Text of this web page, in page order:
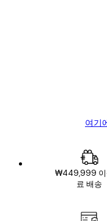
여기
₩449,999 이
료 배송